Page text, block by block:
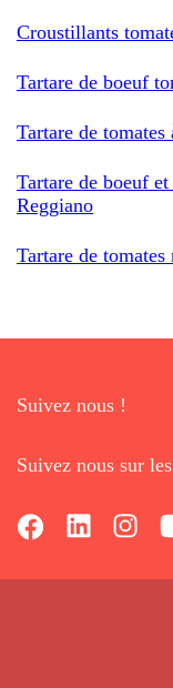
Croustillants
Tartare de boeuf
Tartare de
Tartare de boeuf
Reggiano
Tartare de
Suivez nous !
Suivez nous sur